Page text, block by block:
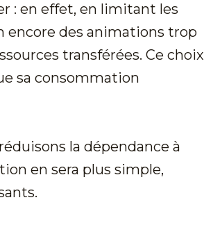
: en effet, en limitant les
encore des animations trop
transférées. Ce choix
sa consommation
la dépendance à
en sera plus simple,